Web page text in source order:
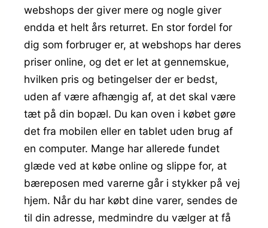
webshops der giver mere og nogle giver
endda et helt års returret. En stor fordel for
dig som forbruger er, at webshops har deres
priser online, og det er let at gennemskue,
hvilken pris og betingelser der er bedst,
uden af være afhængig af, at det skal være
tæt på din bopæl. Du kan oven i købet gøre
det fra mobilen eller en tablet uden brug af
en computer. Mange har allerede fundet
glæde ved at købe online og slippe for, at
bæreposen med varerne går i stykker på vej
hjem. Når du har købt dine varer, sendes de
til din adresse, medmindre du vælger at få